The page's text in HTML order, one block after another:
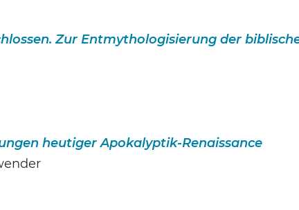
Zur Entmythologisierung der
heutiger Apokalyptik-Renaissance